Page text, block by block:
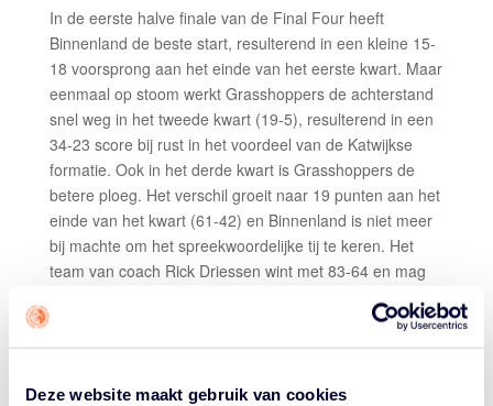
Deze website maakt gebruik van cookies
In de eerste halve finale van de Final Four heeft
Binnenland de beste start, resulterend in een kleine 15-
18 voorsprong aan het einde van het eerste kwart. Maar
eenmaal op stoom werkt Grasshoppers de achterstand
snel weg in het tweede kwart (19-5), resulterend in een
34-23 score bij rust in het voordeel van de Katwijkse
formatie. Ook in het derde kwart is Grasshoppers de
betere ploeg. Het verschil groeit naar 19 punten aan het
einde van het kwart (61-42) en Binnenland is niet meer
bij machte om het spreekwoordelijke tij te keren. Het
team van coach Rick Driessen wint met 83-64 en mag
zich de eerste finalist noemen. Opvallend cijfers: het
geliefde snelle spel levert Grasshoppers 18 punten uit
de fastbreak op, uit de 18 turnovers van Binnenland
de bank draagt 36 punten bij. Fleur Kuijt is met 16